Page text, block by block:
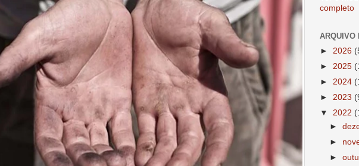
completo
ARQUIVO
► 2026
► 2025
► 2024
► 2023
▼ 2022
►
►
►